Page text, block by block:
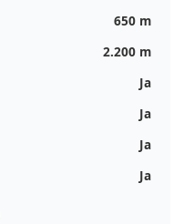
650 m
2.200 m
Ja
Ja
Ja
Ja